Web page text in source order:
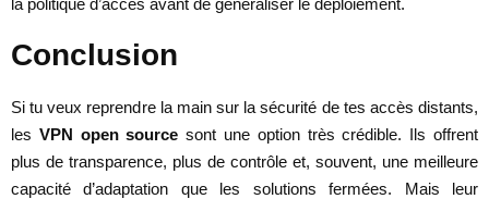
Conclusion
Si tu veux reprendre la main sur la sécurité de tes accès distants,
les VPN open source sont une option très crédible. Ils offrent
plus de transparence, plus de contrôle et, souvent, une meilleure
capacité d’adaptation que les solutions fermées. Mais leur